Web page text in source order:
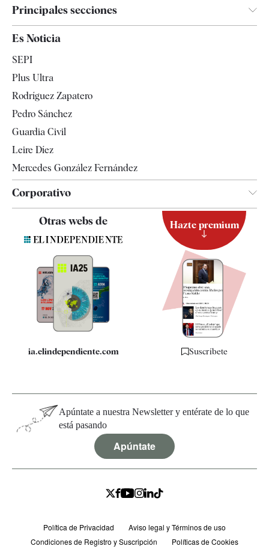
Principales secciones
España
Televisión
Es Noticia
SEPI
Plus Ultra
Rodríguez Zapatero
Pedro Sánchez
Guardia Civil
Leire Díez
Mercedes González Fernández
Corporativo
Contacto
Quiénes somos
Especificaciones
Otras webs de
ia.elindependiente.com
Hazte premium
Suscríbete
Apúntate a nuestra Newsletter y entérate de lo que
está pasando
Apúntate
Política de Privacidad
Aviso legal y Términos de uso
Condiciones de Registro y Suscripción
Políticas de Cookies